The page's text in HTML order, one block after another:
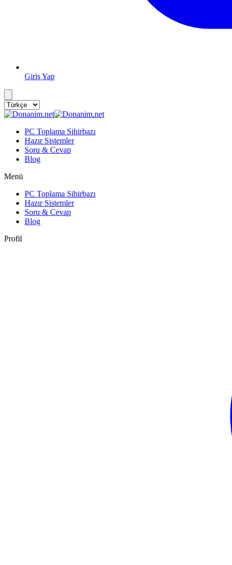
Giriş Yap
PC Toplama Sihirbazı
Hazır Sistemler
Soru & Cevap
Blog
Menü
PC Toplama Sihirbazı
Hazır Sistemler
Soru & Cevap
Blog
Profil